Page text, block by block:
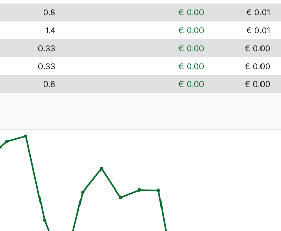
0.8 € 0.00 € 0.01
1.4 € 0.00 € 0.01
0.33 € 0.00 € 0.00
0.33 € 0.00 € 0.00
0.6 € 0.00 € 0.00